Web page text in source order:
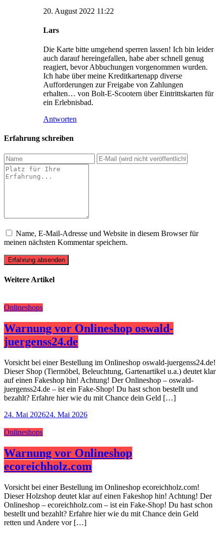
20. August 2022 11:22
Lars
Die Karte bitte umgehend sperren lassen! Ich bin leider
auch darauf hereingefallen, habe aber schnell genug
reagiert, bevor Abbuchungen vorgenommen wurden.
Ich habe über meine Kreditkartenapp diverse
Aufforderungen zur Freigabe von Zahlungen
erhalten… von Bolt-E-Scootern über Eintrittskarten für
ein Erlebnisbad.
Antworten
Erfahrung schreiben
Name, E-Mail-Adresse und Website in diesem Browser für
meinen nächsten Kommentar speichern.
Erfahrung absenden
Weitere Artikel
Onlineshops
Warnung vor Onlineshop oswald-
juergenss24.de
Vorsicht bei einer Bestellung im Onlineshop oswald-juergenss24.de!
Dieser Shop (Tiermöbel, Beleuchtung, Gartenartikel u.a.) deutet klar
auf einen Fakeshop hin! Achtung! Der Onlineshop – oswald-
juergenss24.de – ist ein Fake-Shop! Du hast schon bestellt und
bezahlt? Erfahre hier wie du mit Chance dein Geld […]
24. Mai 202624. Mai 2026
Onlineshops
Warnung vor Onlineshop
ecoreichholz.com
Vorsicht bei einer Bestellung im Onlineshop ecoreichholz.com!
Dieser Holzshop deutet klar auf einen Fakeshop hin! Achtung! Der
Onlineshop – ecoreichholz.com – ist ein Fake-Shop! Du hast schon
bestellt und bezahlt? Erfahre hier wie du mit Chance dein Geld
retten und Andere vor […]